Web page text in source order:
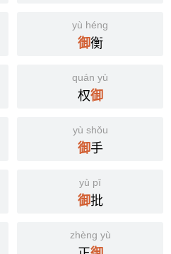
——《说苑》
蛇者说》
言》
虞。——《新书》
掌御敘于王之燕寢。《周語》
止也。《左傳·襄四年》季孫
年》雨過御叔，御叔在其邑。
釋文》御，魚呂反。
紀》劉累學擾龍，以事孔甲，
禮》君命召，雖賤人，大夫
yù héng
御衡
quán yù
权御
yù shǒu
御手
yù pī
御批
zhèng yù